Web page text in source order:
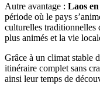
Autre avantage : Laos
période où le pays
culturelles traditionnelles
plus animés et la vie
Grâce à un climat stable
itinéraire complet sans
ainsi leur temps de